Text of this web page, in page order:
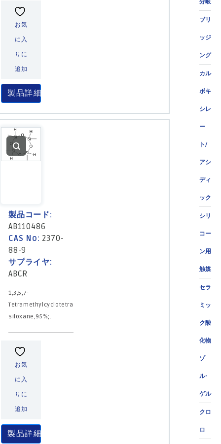
分岐
ブリ
ッジ
ング
カル
ボキ
シレ
ー
ト/
アシ
ディ
ック
シリ
コー
ン用
触媒
セラ
ミッ
ク酸
化物
ゾ
ル-
ゲル
クロ
ロ
お気
に入
りに
追加
製品詳細
製品コード:
AB110486
CAS No: 2370-
88-9
サプライヤ:
ABCR
1,3,5,7-
Tetramethylcyclotetra
siloxane,95%;.
お気
に入
りに
追加
製品詳細